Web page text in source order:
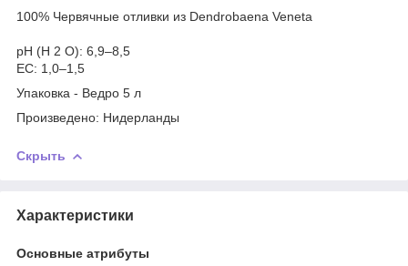
100% Червячные отливки из Dendrobaena Veneta
pH (H 2 O): 6,9–8,5
EC: 1,0–1,5
Упаковка - Ведро 5 л
Произведено: Нидерланды
Скрыть
Характеристики
Основные атрибуты